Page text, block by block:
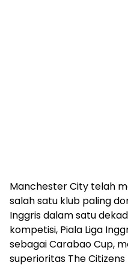
Manchester City telah
salah satu klub paling
Inggris dalam satu
kompetisi, Piala Liga
sebagai Carabao Cup,
superioritas The